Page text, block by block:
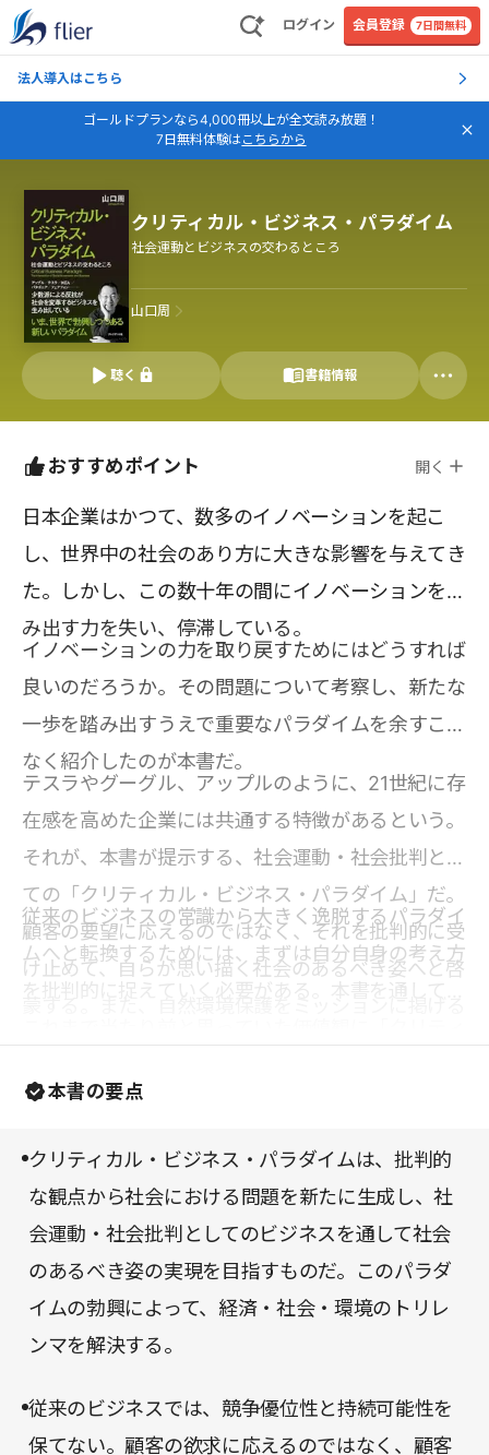
ログイン 会員登録 7日間無料
法人導入はこちら
ゴールドプランなら4,000冊以上が全文読み放題！
7日無料体験はこちらから
クリティカル・ビジネス・パラダイム
社会運動とビジネスの交わるところ
山口周
聴く 書籍情報
おすすめポイント 開く
日本企業はかつて、数多のイノベーションを起こ
し、世界中の社会のあり方に大きな影響を与えてき
た。しかし、この数十年の間にイノベーションを生
み出す力を失い、停滞している。
イノベーションの力を取り戻すためにはどうすれば
良いのだろうか。その問題について考察し、新たな
一歩を踏み出すうえで重要なパラダイムを余すこと
なく紹介したのが本書だ。
テスラやグーグル、アップルのように、21世紀に存
在感を高めた企業には共通する特徴があるという。
それが、本書が提示する、社会運動・社会批判とし
ての「クリティカル・ビジネス・パラダイム」だ。
顧客の要望に応えるのではなく、それを批判的に受
け止めて、自らが思い描く社会のあるべき姿へと啓
パタゴニアのように、ビジネス自体が社会運動とし
ての性質を帯びることで、共感したステークホルダ
や政治活動よりも、企業活動の影響力のほうがはる
かに大きい。社会を変えるためにはクリティカルな
理念を掲げたビジネスを行うほうが効果的なのだ。
従来のビジネスの常識から大きく逸脱するパラダイ
ムへと転換するためには、まずは自分自身の考え方
を批判的に捉えていく必要がある。本書を通して、
れることだろう。
本書の要点
クリティカル・ビジネス・パラダイムは、批判的
な観点から社会における問題を新たに生成し、社
会運動・社会批判としてのビジネスを通して社会
のあるべき姿の実現を目指すものだ。このパラダ
イムの勃興によって、経済・社会・環境のトリレ
ンマを解決する。
従来のビジネスでは、競争優位性と持続可能性を
保てない。顧客の欲求に応えるのではなく、顧客